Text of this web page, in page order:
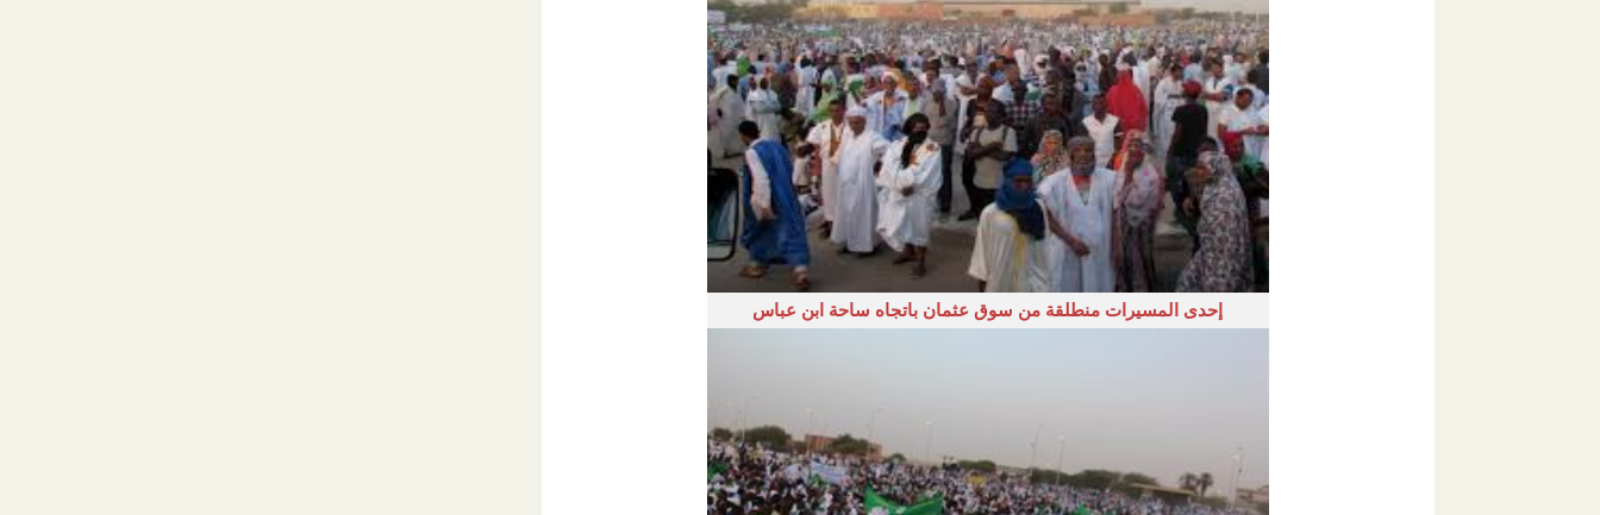
إحدى المسيرات منطلقة من سوق عثمان باتجاه ساحة ابن عباس